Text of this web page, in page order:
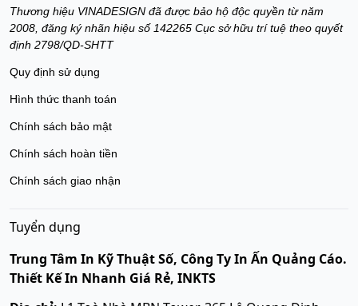
Thương hiệu VINADESIGN đã được bảo hộ độc quyền từ năm
2008, đăng ký nhãn hiệu số 142265 Cục sở hữu trí tuệ theo quyết
định 2798/QD-SHTT
Quy định sử dụng
Hình thức thanh toán
Chính sách bảo mật
Chính sách hoàn tiền
Chính sách giao nhận
Tuyển dụng
Trung Tâm In Kỹ Thuật Số, Công Ty In Ấn Quảng Cáo.
Thiết Kế In Nhanh Giá Rẻ, INKTS